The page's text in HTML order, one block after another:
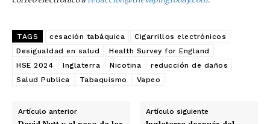
TAGS cesación tabáquica
Cigarrillos electrónicos
Desigualdad en salud
Health Survey for England
HSE 2024
Inglaterra Nicotina
reducción de daños
Salud Publica
Tabaquismo Vapeo
Artículo anterior Artículo siguiente